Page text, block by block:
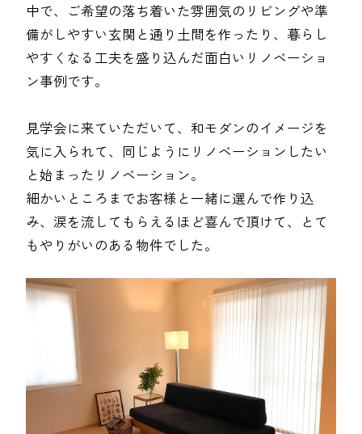
中で、ご希望の落ち着いた雰囲気のリビングや準
備がしやすい玄関と通り土間を作ったり、暮らし
やすくなる工夫を盛り込んだ面白いリノベーショ
ン事例です。
見学会に来ていただいて、和モダンのイメージを
気に入られて、同じようにリノベーションしたい
と始まったリノベーション。
細かいところまでお客様と一緒に選んで作り込
み、涙を流してもらえるほど喜んで頂けて、とて
もやりがいのある物件でした。